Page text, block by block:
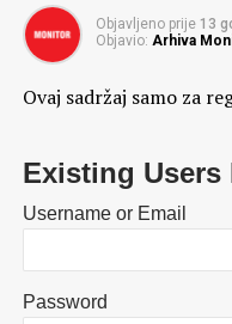
Objavljeno prije 13
Objavio: Arhiva
Ovaj sadržaj samo za
Existing Users
Username or Email
Password